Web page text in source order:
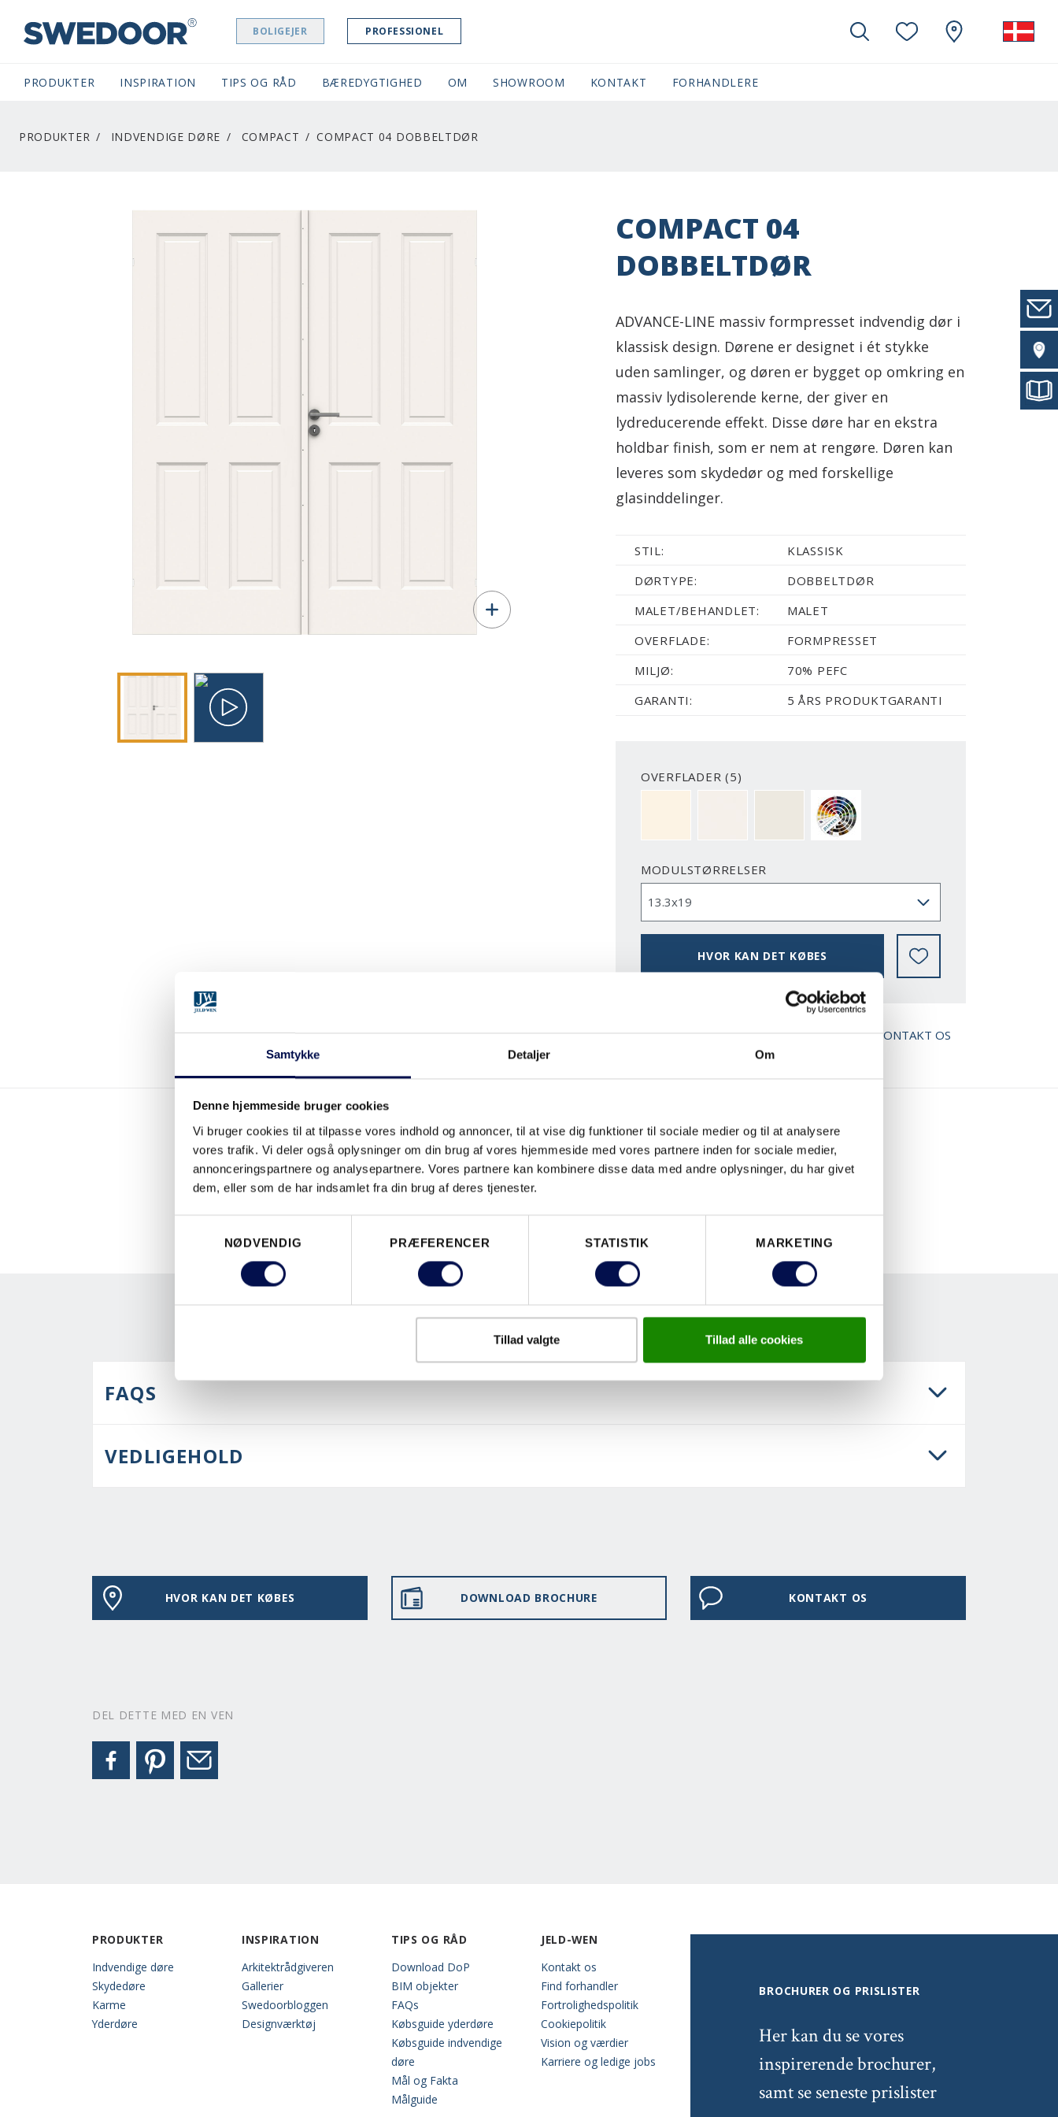
Samtykke Detaljer Om
Denne hjemmeside bruger cookies
Vi bruger cookies til at tilpasse vores indhold og annoncer, til at vise dig funktioner til sociale medier og til at analysere
vores trafik. Vi deler også oplysninger om din brug af vores hjemmeside med vores partnere inden for sociale medier,
annonceringspartnere og analysepartnere. Vores partnere kan kombinere disse data med andre oplysninger, du har givet
dem, eller som de har indsamlet fra din brug af deres tjenester.
NØDVENDIG
PRÆFERENCER STATISTIK MARKETING
Tillad valgte Tillad alle cookies
SWEDOOR NAVIGATION BOLIGEJER PROFESSIONEL
PRODUKTER INSPIRATION TIPS OG RÅD BÆREDYGTIGHED OM SHOWROOM (CURRENT)
KONTAKT FORHANDLERE
PRODUKTER INDVENDIGE DØRE COMPACT COMPACT 04 DOBBELTDØR
COMPACT 04
DOBBELTDØR
ADVANCE-LINE massiv formpresset indvendig dør i
klassisk design. Dørene er designet i ét stykke
uden samlinger, og døren er bygget op omkring en
massiv lydisolerende kerne, der giver en
lydreducerende effekt. Disse døre har en ekstra
holdbar finish, som er nem at rengøre. Døren kan
leveres som skydedør og med forskellige
glasinddelinger.
STIL:
KLASSISK
DØRTYPE:
DOBBELTDØR
MALET/BEHANDLET:
MALET
OVERFLADE:
FORMPRESSET
MILJØ:
70% PEFC
GARANTI:
5 ÅRS PRODUKTGARANTI
OVERFLADER (5)
NÆSTEN ALLE NCS S OG RAL FARVER
MODULSTØRRELSER
HVOR KAN DET KØBES
DOWNLOAD BROCHURE KONTAKT OS
EGENSKABER
FAQS
VEDLIGEHOLD
HVOR KAN DET KØBES DOWNLOAD BROCHURE KONTAKT OS
DEL DETTE MED EN VEN
PRODUKTER
Indvendige døre
Skydedøre
Karme
Yderdøre
INSPIRATION
Arkitektrådgiveren
Gallerier
Swedoorbloggen
Designværktøj
TIPS OG RÅD
Download DoP
BIM objekter
FAQs
Købsguide yderdøre
Købsguide indvendige
døre
Mål og Fakta
Målguide
JELD-WEN
Kontakt os
Find forhandler
Fortrolighedspolitik
Cookiepolitik
Vision og værdier
Karriere og ledige jobs
BROCHURER OG PRISLISTER
Her kan du se vores
inspirerende brochurer,
samt se seneste prislister